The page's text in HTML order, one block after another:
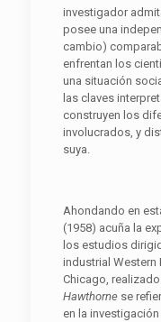
investigador
posee una
cambio)
enfrentan los
una situación
las claves
construyen los
involucrados, y
suya.
Ahondando en
(1958) acuña la
los estudios
industrial Western
Chicago,
Hawthorne se
en la